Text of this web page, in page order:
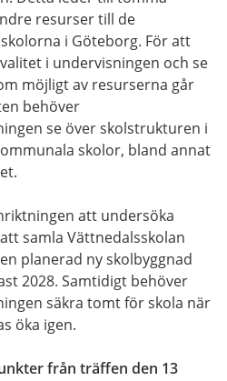
resurser till de
i Göteborg. För att
i undervisningen och se
möjligt av resurserna går
behöver
se över skolstrukturen i
skolor, bland annat
att undersöka
samla Vättnedalsskolan
planerad ny skolbyggnad
2028. Samtidigt behöver
säkra tomt för skola när
öka igen.
från träffen den 13